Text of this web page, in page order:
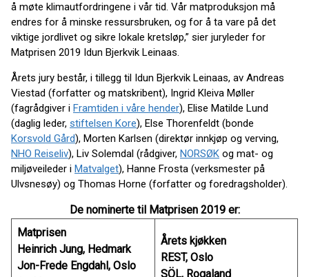
å møte klimautfordringene i vår tid. Vår matproduksjon må
endres for å minske ressursbruken, og for å ta vare på det
viktige jordlivet og sikre lokale kretsløp,” sier juryleder for
Matprisen 2019 Idun Bjerkvik Leinaas.
Årets jury består, i tillegg til Idun Bjerkvik Leinaas, av Andreas
Viestad (forfatter og matskribent), Ingrid Kleiva Møller
(fagrådgiver i Framtiden i våre hender), Elise Matilde Lund
(daglig leder, stiftelsen Kore), Else Thorenfeldt (bonde
Korsvold Gård), Morten Karlsen (direktør innkjøp og verving,
NHO Reiseliv), Liv Solemdal (rådgiver, NORSØK og mat- og
miljøveileder i Matvalget), Hanne Frosta (verksmester på
Ulvsnesøy) og Thomas Horne (forfatter og foredragsholder).
De nominerte til Matprisen 2019 er:
Matprisen
Heinrich Jung, Hedmark
Jon-Frede Engdahl, Oslo
Årets kjøkken
REST, Oslo
SÖL, Rogaland